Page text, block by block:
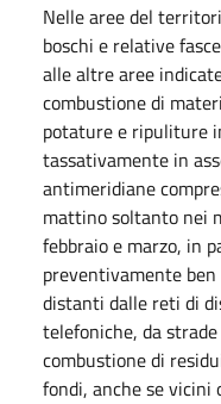
Nelle aree del
boschi e relative
alle altre aree
combustione di
potature e ripuliture
tassativamente in
antimeridiane
mattino soltanto nei
febbraio e marzo, in
preventivamente
distanti dalle reti di
telefoniche, da
combustione di
fondi, anche se vicini